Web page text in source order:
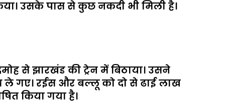
उसके पास से कुछ नकदी भी मिली है।
से झारखंड की ट्रेन में बिठाया। उसने
ले गए। रईस और बल्लू को दो से ढाई लाख
किया गया है।